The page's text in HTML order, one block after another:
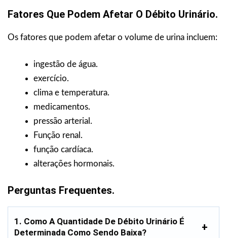
Fatores Que Podem Afetar O Débito Urinário.
Os fatores que podem afetar o volume de urina incluem:
ingestão de água.
exercício.
clima e temperatura.
medicamentos.
pressão arterial.
Função renal.
função cardíaca.
alterações hormonais.
Perguntas Frequentes.
1. Como A Quantidade De Débito Urinário É
Determinada Como Sendo Baixa?